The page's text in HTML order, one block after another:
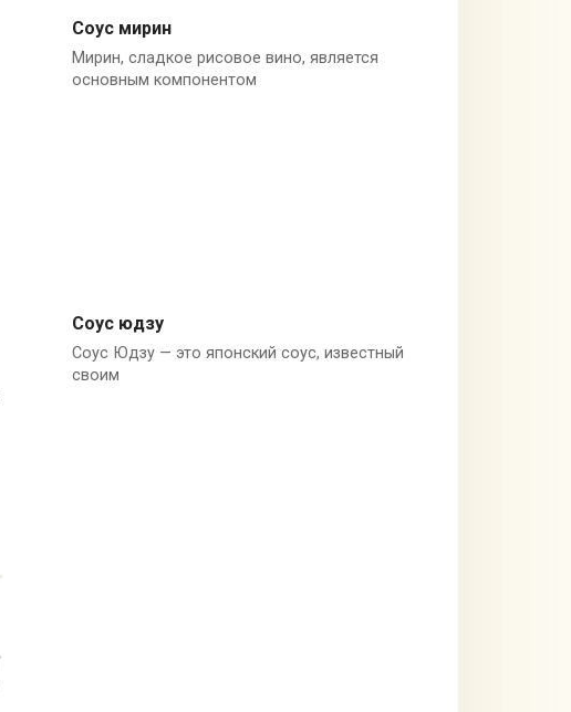
Мирин
Соус мирин
Мирин, сладкое рисовое вино, является
основным компонентом
Сок юдзу
Соус юдзу
Соус Юдзу — это японский соус, известный
своим